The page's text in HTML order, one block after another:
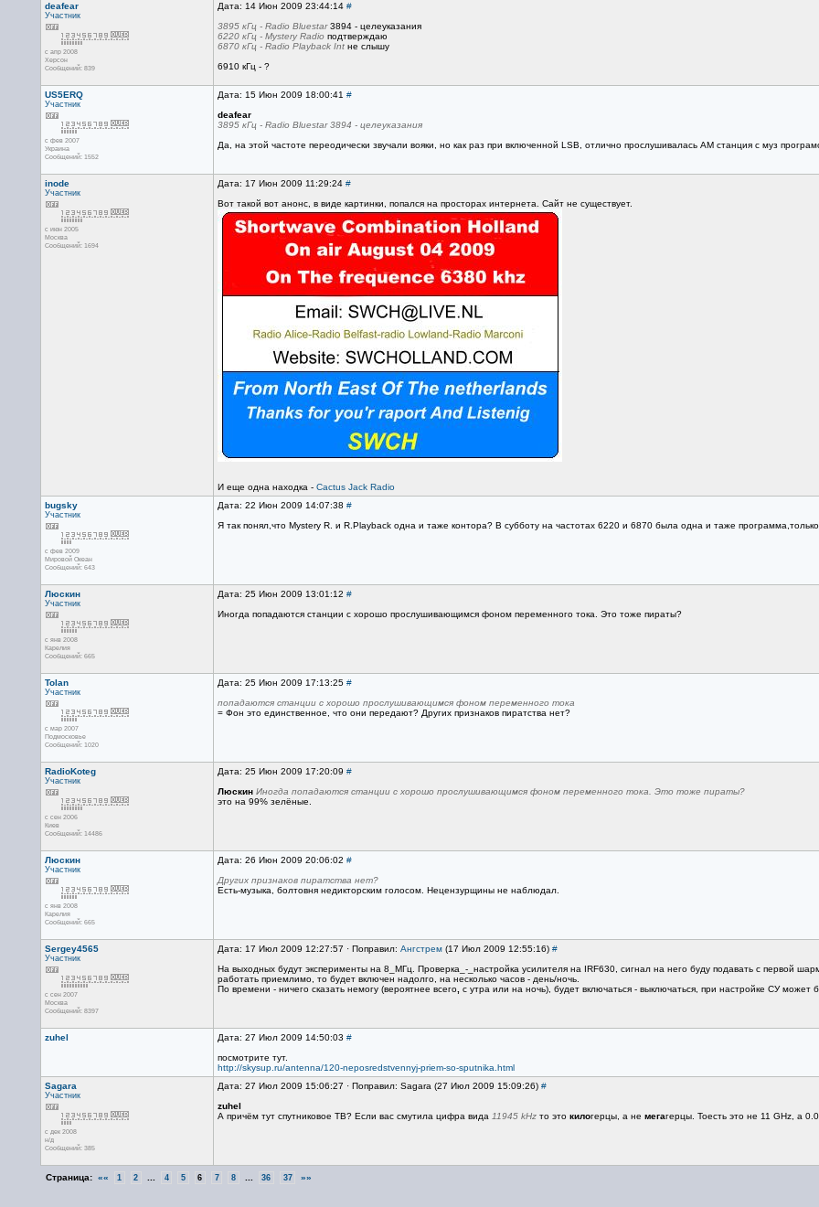
deafear
Участник
с апр 2008
Херсон
Сообщений: 839
Дата: 14 Июн 2009 23:44:14 #
3895 кГц - Radio Bluestar3894 - целеуказания
6220 кГц - Mystery Radioподтверждаю
6870 кГц - Radio Playback Intне слышу
6910 кГц - ?
US5ERQ
Участник
с фев 2007
Украина
Сообщений: 1552
Дата: 15 Июн 2009 18:00:41 #
deafear
3895 кГц - Radio Bluestar 3894 - целеуказания
Да, на этой частоте переодически звучали вояки, но как раз при включенной LSB, отлично прослушивалась АМ станция с муз
inode
Участник
с июн 2005
Москва
Сообщений: 1694
Дата: 17 Июн 2009 11:29:24 #
Вот такой вот анонс, в виде картинки, попался на просторах интернета. Сайт не существует.
И еще одна находка - Cactus Jack Radio
bugsky
Участник
с фев 2009
Мировой Океан
Сообщений: 643
Дата: 22 Июн 2009 14:07:38 #
Я так понял,что Mystery R. и R.Playback одна и таже контора? В субботу на частотах 6220 и 6870 была одна и таже
Люскин
Участник
с янв 2008
Карелия
Сообщений: 665
Дата: 25 Июн 2009 13:01:12 #
Иногда попадаются станции с хорошо прослушивающимся фоном переменного тока. Это тоже пираты?
Tolan
Участник
с мар 2007
Подмосковье
Сообщений: 1020
Дата: 25 Июн 2009 17:13:25 #
попадаются станции с хорошо прослушивающимся фоном переменного тока
= Фон это единственное, что они передают? Других признаков пиратства нет?
RadioKoteg
Участник
с сен 2006
Киев
Сообщений: 14486
Дата: 25 Июн 2009 17:20:09 #
Люскин Иногда попадаются станции с хорошо прослушивающимся фоном переменного тока. Это тоже пираты?
это на 99% зелёные.
Люскин
Участник
с янв 2008
Карелия
Сообщений: 665
Дата: 26 Июн 2009 20:06:02 #
Других признаков пиратства нет?
Есть-музыка, болтовня недикторским голосом. Нецензурщины не наблюдал.
Sergey4565
Участник
с сен 2007
Москва
Сообщений: 8397
Дата: 17 Июл 2009 12:27:57 · Поправил: Ангстрем(17 Июл 2009 12:55:16) #
На выходных будут эксперименты на 8_МГц. Проверка_-_настройка усилителя на IRF630, сигнал на него буду подавать с первой
работать приемлимо, то будет включен надолго, на несколько часов - день/ночь.
По времени - ничего сказать немогу (вероятнее всего, с утра или на ночь), будет включаться - выключаться, при настройке СУ может
zuhel Дата: 27 Июл 2009 14:50:03 #
посмотрите тут.
http://skysup.ru/antenna/120-neposredstvennyj-priem-so-sputnika.html
Sagara
Участник
с дек 2008
н/д
Сообщений: 385
Дата: 27 Июл 2009 15:06:27 · Поправил: Sagara (27 Июл 2009 15:09:26) #
zuhel
А причём тут спутниковое ТВ? Если вас смутила цифра вида 11945 kHzто это килогерцы, а не мегагерцы. Тоесть это не 11 GНz, а
Страница: «« 1 2 4 5 6 7 8 36 37 »»